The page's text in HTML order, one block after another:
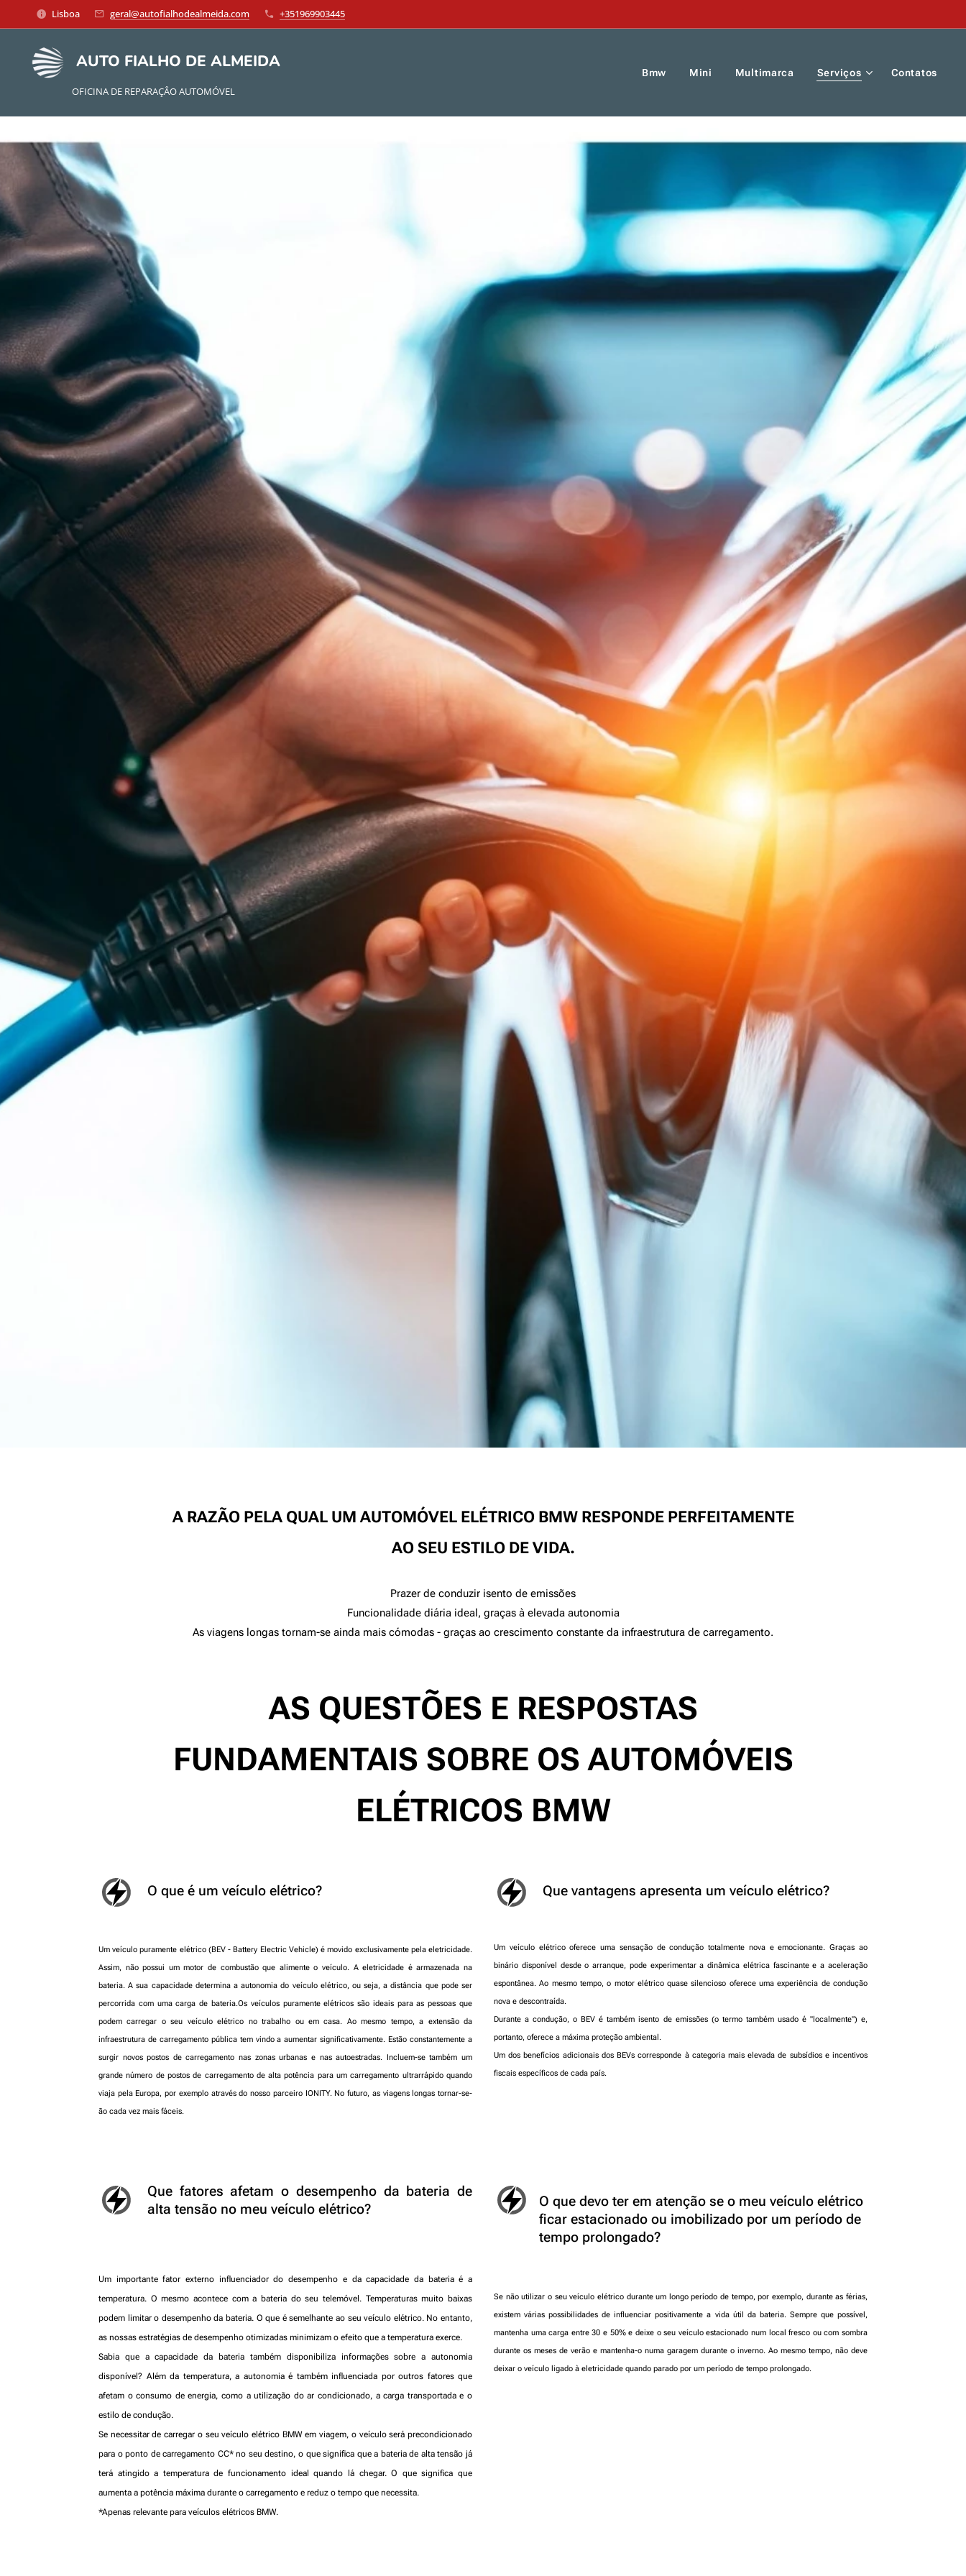
Lisboa geral@autofialhodealmeida.com +351969903445
AUTO FIALHO DE ALMEIDA
OFICINA DE REPARAÇÂO AUTOMÓVEL
Bmw Mini Multimarca Serviços Contatos
A RAZÃO PELA QUAL UM AUTOMÓVEL ELÉTRICO BMW RESPONDE PERFEITAMENTE
AO SEU ESTILO DE VIDA.
Prazer de conduzir isento de emissões
Funcionalidade diária ideal, graças à elevada autonomia
As viagens longas tornam-se ainda mais cómodas - graças ao crescimento constante da infraestrutura de carregamento.
AS QUESTÕES E RESPOSTAS
FUNDAMENTAIS SOBRE OS AUTOMÓVEIS
ELÉTRICOS BMW
O que é um veículo elétrico?
Um veículo puramente elétrico (BEV - Battery Electric Vehicle) é movido exclusivamente pela eletricidade.
Assim, não possui um motor de combustão que alimente o veículo. A eletricidade é armazenada na
bateria. A sua capacidade determina a autonomia do veículo elétrico, ou seja, a distância que pode ser
percorrida com uma carga de bateria.Os veículos puramente elétricos são ideais para as pessoas que
podem carregar o seu veículo elétrico no trabalho ou em casa. Ao mesmo tempo, a extensão da
infraestrutura de carregamento pública tem vindo a aumentar significativamente. Estão constantemente a
surgir novos postos de carregamento nas zonas urbanas e nas autoestradas. Incluem-se também um
grande número de postos de carregamento de alta potência para um carregamento ultrarrápido quando
viaja pela Europa, por exemplo através do nosso parceiro IONITY. No futuro, as viagens longas tornar-se-
ão cada vez mais fáceis.
Que vantagens apresenta um veículo elétrico?
Um veículo elétrico oferece uma sensação de condução totalmente nova e emocionante. Graças ao
binário disponível desde o arranque, pode experimentar a dinâmica elétrica fascinante e a aceleração
espontânea. Ao mesmo tempo, o motor elétrico quase silencioso oferece uma experiência de condução
nova e descontraída.
Durante a condução, o BEV é também isento de emissões (o termo também usado é "localmente") e,
portanto, oferece a máxima proteção ambiental.
Um dos benefícios adicionais dos BEVs corresponde à categoria mais elevada de subsídios e incentivos
fiscais específicos de cada país.
Que fatores afetam o desempenho da bateria de
alta tensão no meu veículo elétrico?
Um importante fator externo influenciador do desempenho e da capacidade da bateria é a
temperatura. O mesmo acontece com a bateria do seu telemóvel. Temperaturas muito baixas
podem limitar o desempenho da bateria. O que é semelhante ao seu veículo elétrico. No entanto,
as nossas estratégias de desempenho otimizadas minimizam o efeito que a temperatura exerce.
Sabia que a capacidade da bateria também disponibiliza informações sobre a autonomia
disponível? Além da temperatura, a autonomia é também influenciada por outros fatores que
afetam o consumo de energia, como a utilização do ar condicionado, a carga transportada e o
estilo de condução.
Se necessitar de carregar o seu veículo elétrico BMW em viagem, o veículo será precondicionado
para o ponto de carregamento CC* no seu destino, o que significa que a bateria de alta tensão já
terá atingido a temperatura de funcionamento ideal quando lá chegar. O que significa que
aumenta a potência máxima durante o carregamento e reduz o tempo que necessita.
*Apenas relevante para veículos elétricos BMW.
O que devo ter em atenção se o meu veículo elétrico
ficar estacionado ou imobilizado por um período de
tempo prolongado?
Se não utilizar o seu veículo elétrico durante um longo período de tempo, por exemplo, durante as férias,
existem várias possibilidades de influenciar positivamente a vida útil da bateria. Sempre que possível,
mantenha uma carga entre 30 e 50% e deixe o seu veículo estacionado num local fresco ou com sombra
durante os meses de verão e mantenha-o numa garagem durante o inverno. Ao mesmo tempo, não deve
deixar o veículo ligado à eletricidade quando parado por um período de tempo prolongado.